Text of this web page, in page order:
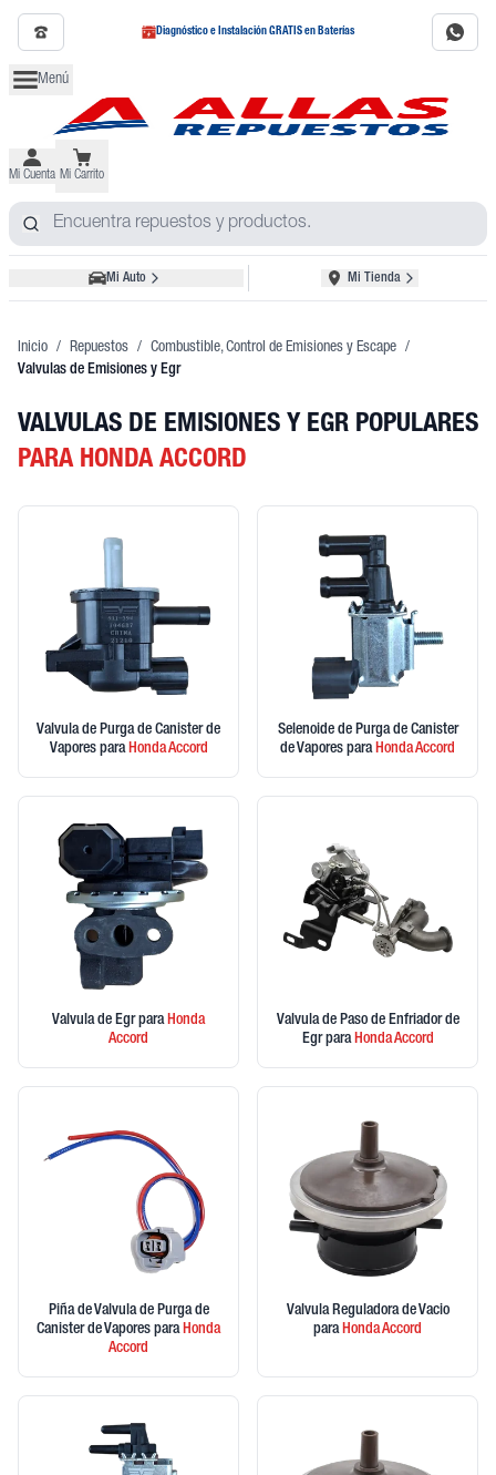
Diagnóstico e Instalación GRATIS en Baterías
Menú
Mi Cuenta Mi Carrito
Mi Auto Mi Tienda
Inicio / Repuestos / Combustible, Control de Emisiones y Escape /
Valvulas de Emisiones y Egr
VALVULAS DE EMISIONES Y EGR POPULARES
PARA HONDA ACCORD
Valvula de Purga de Canister de
Vapores paraHondaAccord
Selenoide de Purga de Canister
de Vapores paraHondaAccord
Valvula de Egr paraHonda
Accord
Valvula de Paso de Enfriador de
Egr paraHondaAccord
Piña de Valvula de Purga de
Canister de Vapores paraHonda
Accord
Valvula Reguladora de Vacio
paraHondaAccord